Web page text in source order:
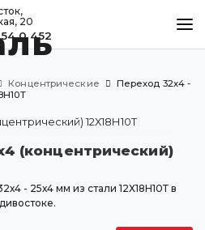
20
0 452
Концентрические
Переход 32х4 -
(концентрический)
- 25х4 мм из стали 12Х18Н10Т в